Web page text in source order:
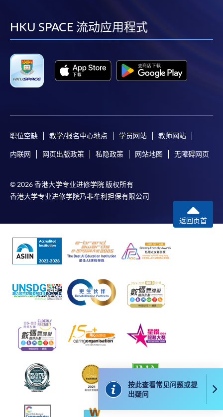
按此查看常见问题或提
出疑问
折
facebook
youtube
linkedin
HKU SPACE 流动应用程式
职位空缺 教学/报名中心地点 学员网站 教师网站
内联网 网页出版政策 私隐政策 网站地图 无障碍网页
© 2026 香港大学专业进修学院 版权所有
香港大学专业进修学院乃非牟利担保有限公司
返回页首